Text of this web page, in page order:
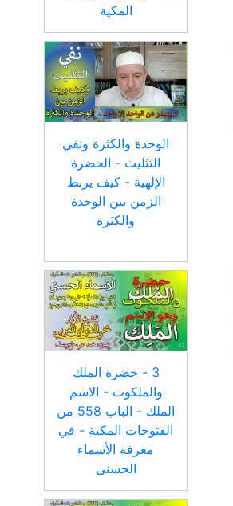
المكية
الوحدة والكثرة ونفي
التثليث - الحضرة
الإلهية - كيف يربط
الزمن بين الوحدة
والكثرة
3 - حضرة الملك
والملكوت - الاسم
الملك - الباب 558 من
الفتوحات المكية - في
معرفة الأسماء
الحسنى